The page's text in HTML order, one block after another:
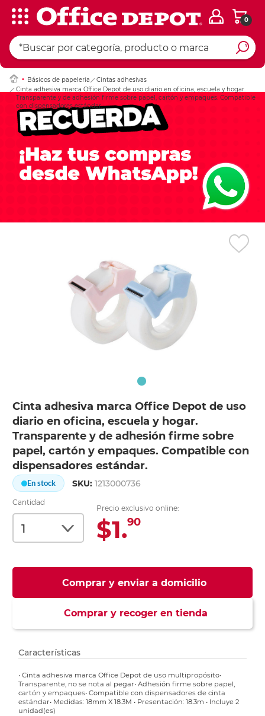
0
Básicos de papeleria
Cintas adhesivas
Cinta adhesiva marca Office Depot de uso diario en oficina, escuela y hogar.
Transparente y de adhesión firme sobre papel, cartón y empaques. Compatible
con dispensadores estándar.
Cinta adhesiva marca Office Depot de uso
diario en oficina, escuela y hogar.
Transparente y de adhesión firme sobre
papel, cartón y empaques. Compatible con
dispensadores estándar.
En stock SKU:1213000736
Cantidad
Precio exclusivo online:
$1.90
Comprar y enviar a domicilio
Comprar y recoger en tienda
Ingresar Codigo
Características
• Cinta adhesiva marca Office Depot de uso multipropósito•
Transparente, no se nota al pegar• Adhesión firme sobre papel,
cartón y empaques• Compatible con dispensadores de cinta
estándar• Medidas: 18mm X 18.3M • Presentación: 18.3m • Incluye 2
unidad(es)